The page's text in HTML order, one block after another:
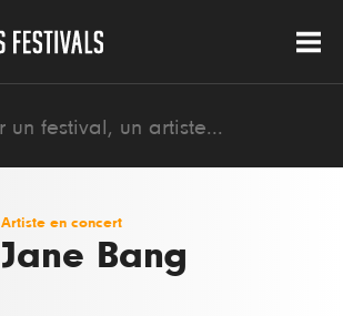
Artiste en concert
Jane Bang